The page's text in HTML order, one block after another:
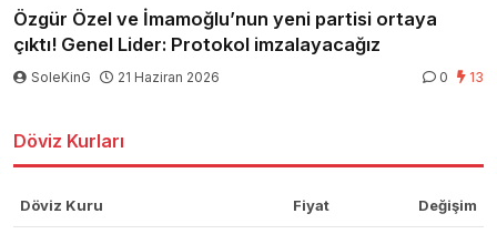
Özgür Özel ve İmamoğlu’nun yeni partisi ortaya
çıktı! Genel Lider: Protokol imzalayacağız
SoleKinG 21 Haziran 2026 0 13
Döviz Kurları
Döviz Kuru Fiyat Değişim